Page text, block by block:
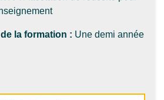
la formation : Une demi année